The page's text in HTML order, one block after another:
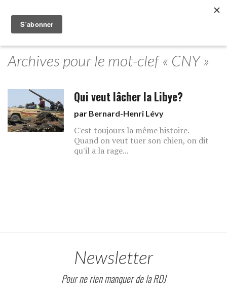
Archives pour le mot-clef « CNY »
Qui veut lâcher la Libye?
par Bernard-Henri Lévy
C'est toujours la même histoire.
Quand on veut tuer son chien, on dit
qu'il a la rage...
Newsletter
Pour ne rien manquer de la RDJ